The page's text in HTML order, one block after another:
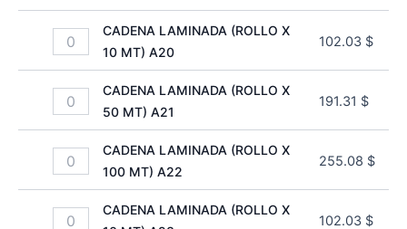
CADENA LAMINADA (ROLLO X
10 MT) A20
102.03 $
CADENA LAMINADA (ROLLO X
50 MT) A21
191.31 $
CADENA LAMINADA (ROLLO X
100 MT) A22
255.08 $
CADENA LAMINADA (ROLLO X
102.03 $